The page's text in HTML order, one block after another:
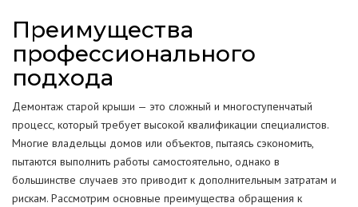
Преимущества
профессионального
подхода
Демонтаж старой крыши — это сложный и многоступенчатый
процесс, который требует высокой квалификации специалистов.
Многие владельцы домов или объектов, пытаясь сэкономить,
пытаются выполнить работы самостоятельно, однако в
большинстве случаев это приводит к дополнительным затратам и
рискам. Рассмотрим основные преимущества обращения к